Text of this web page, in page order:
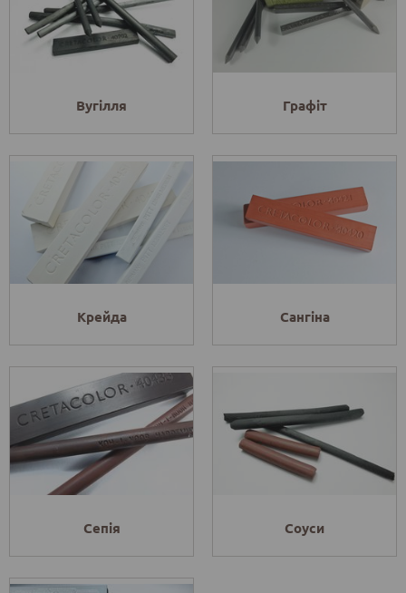
Вугілля Графіт
Крейда Сангіна
Сепія Соуси